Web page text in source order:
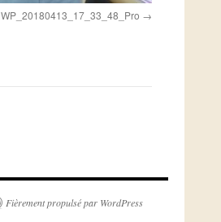
WP_20180413_17_33_48_Pro
Fièrement propulsé par WordPress